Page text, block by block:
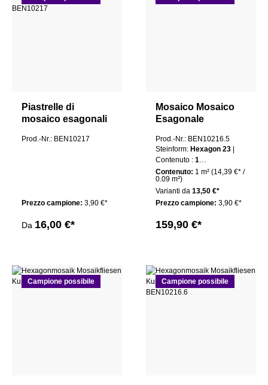
Piastrelle di
mosaico esagonali
Spazzolato
Prod.-Nr.: BEN10217
Prezzo campione: 3,90 €*
Da 16,00 €*
Mosaico Mosaico
Esagonale
Mali Confezione
Prod.-Nr.: BEN10216.5
Steinform: Hexagon 23
Contenuto : 1
pacchetto
Contenuto: 1 m² (14,39 €* /
0.09 m²)
Varianti da 13,50 €*
Prezzo campione: 3,90 €*
159,90 €*
Campione possibile Campione possibile